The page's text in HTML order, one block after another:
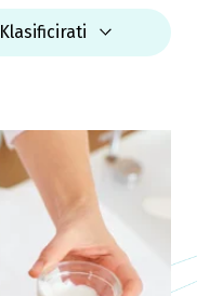
Klasificirati